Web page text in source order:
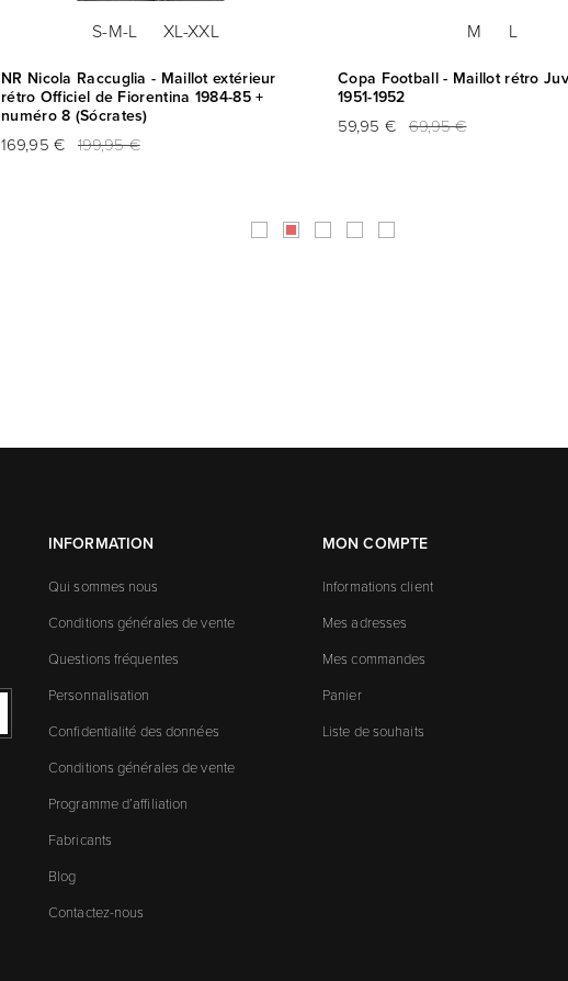
S-M-L XL-XXL
NR Nicola Raccuglia - Maillot extérieur
rétro Officiel de Fiorentina 1984-85 +
numéro 8 (Sócrates)
169,95 € 199,95 €
M L
Copa Football - Maillot rétro
1951-1952
59,95 € 69,95 €
INFORMATION
Qui sommes nous
Conditions générales de vente
Questions fréquentes
Personnalisation
Confidentialité des données
Conditions générales de vente
Programme d’affiliation
Fabricants
Blog
Contactez-nous
MON COMPTE
Informations client
Mes adresses
Mes commandes
Panier
Liste de souhaits